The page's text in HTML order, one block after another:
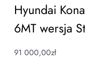
Hyundai
6MT wersja
91 000,00zł